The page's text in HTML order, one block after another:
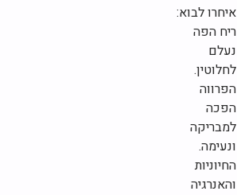
איחרו לבוא:
ריח הפה
נעלם
לחלוטין.
הפרווה
הפכה
למבריקה
ונעימה.
החיוניות
והאנרגיה